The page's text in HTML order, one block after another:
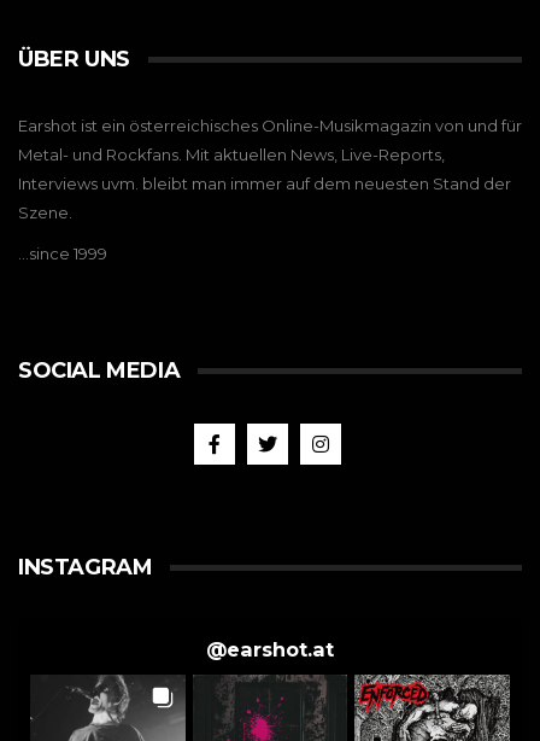
ÜBER UNS
Earshot ist ein österreichisches Online-Musikmagazin von und für
Metal- und Rockfans. Mit aktuellen News, Live-Reports,
Interviews uvm. bleibt man immer auf dem neuesten Stand der
Szene.
…since 1999
SOCIAL MEDIA
INSTAGRAM
@earshot.at